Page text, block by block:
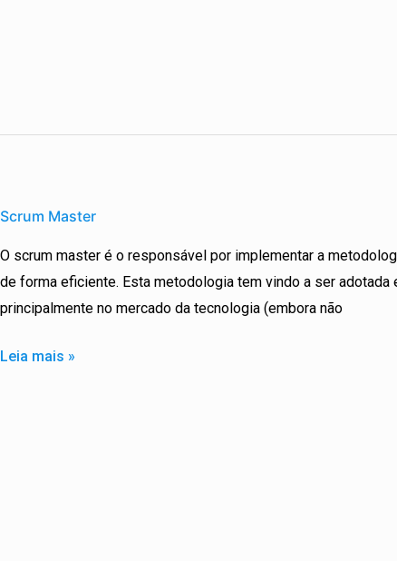
Scrum Master
O scrum master é o responsável por implementar a
de forma eficiente. Esta metodologia tem vindo a ser adotada
principalmente no mercado da tecnologia (embora não
Master
Leia mais »